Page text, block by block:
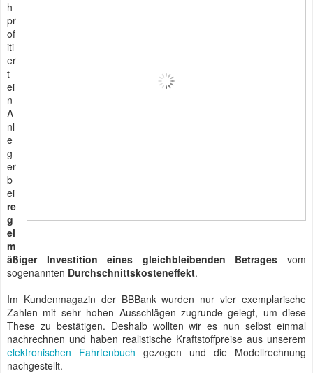
h
pr
of
iti
er
t
ei
n
A
nl
e
g
er
b
ei
re
g
el
m
äßiger Investition eines gleichbleibenden Betrages vom
sogenannten Durchschnittskosteneffekt.
Im Kundenmagazin der BBBank wurden nur vier exemplarische
Zahlen mit sehr hohen Ausschlägen zugrunde gelegt, um diese
These zu bestätigen. Deshalb wollten wir es nun selbst einmal
nachrechnen und haben realistische Kraftstoffpreise aus unserem
elektronischen Fahrtenbuch gezogen und die Modellrechnung
nachgestellt.